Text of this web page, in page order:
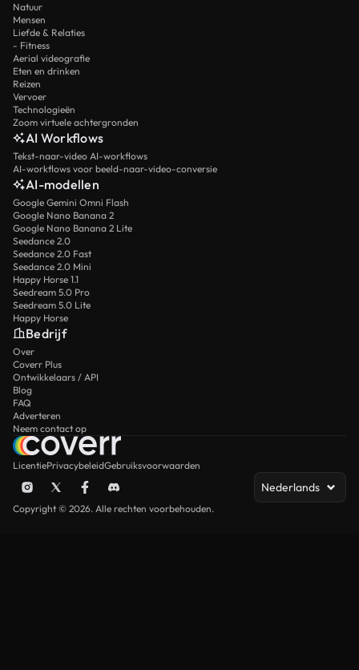
Natuur
Mensen
Liefde & Relaties
- Fitness
Aerial videografie
Eten en drinken
Reizen
Vervoer
Technologieën
Zoom virtuele achtergronden
AI Workflows
Tekst-naar-video AI-workflows
AI-workflows voor beeld-naar-video-conversie
AI-modellen
Google Gemini Omni Flash
Google Nano Banana 2
Google Nano Banana 2 Lite
Seedance 2.0
Seedance 2.0 Fast
Seedance 2.0 Mini
Happy Horse 1.1
Seedream 5.0 Pro
Seedream 5.0 Lite
Happy Horse
Bedrijf
Over
Coverr Plus
Ontwikkelaars / API
Blog
FAQ
Adverteren
Neem contact op
LicentiePrivacybeleidGebruiksvoorwaarden
Nederlands
Copyright © 2026. Alle rechten voorbehouden.